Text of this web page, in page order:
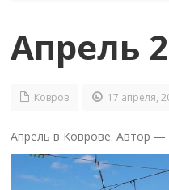
Апрель
Ковров 17 апреля,
Апрель в Коврове. Автор —